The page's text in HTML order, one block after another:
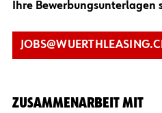
Ihre Bewerbungsunterlagen
ZUSAMMENARBEIT MIT